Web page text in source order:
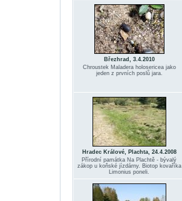
Březhrad, 3.4.2010
Chroustek Maladera holosericea jako
jeden z prvních poslů jara.
Hradec Králové, Plachta, 24.4.2008
Přírodní památka Na Plachtě - bývalý
zákop u koňské jízdárny. Biotop kovaříka
Limonius poneli.